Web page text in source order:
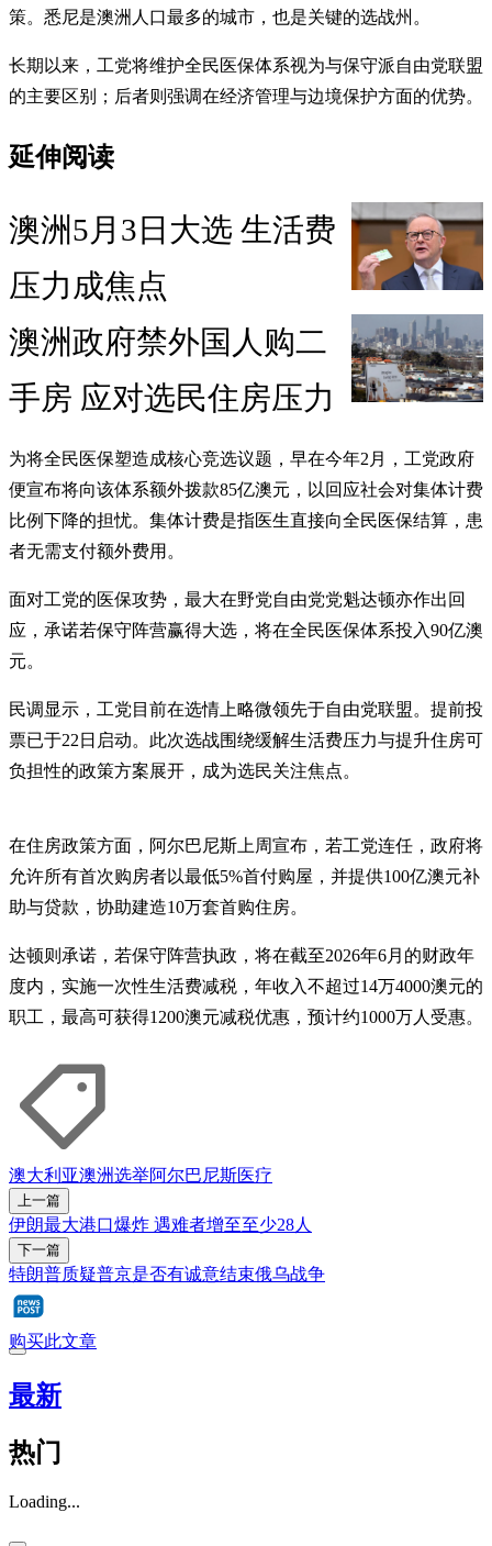
策。悉尼是澳洲人口最多的城市，也是关键的选战州。
长期以来，工党将维护全民医保体系视为与保守派自由党联盟
的主要区别；后者则强调在经济管理与边境保护方面的优势。
延伸阅读
澳洲5月3日大选 生活费
压力成焦点
澳洲政府禁外国人购二
手房 应对选民住房压力
为将全民医保塑造成核心竞选议题，早在今年2月，工党政府
便宣布将向该体系额外拨款85亿澳元，以回应社会对集体计费
比例下降的担忧。集体计费是指医生直接向全民医保结算，患
者无需支付额外费用。
面对工党的医保攻势，最大在野党自由党党魁达顿亦作出回
应，承诺若保守阵营赢得大选，将在全民医保体系投入90亿澳
元。
民调显示，工党目前在选情上略微领先于自由党联盟。提前投
票已于22日启动。此次选战围绕缓解生活费压力与提升住房可
负担性的政策方案展开，成为选民关注焦点。
在住房政策方面，阿尔巴尼斯上周宣布，若工党连任，政府将
允许所有首次购房者以最低5%首付购屋，并提供100亿澳元补
助与贷款，协助建造10万套首购住房。
达顿则承诺，若保守阵营执政，将在截至2026年6月的财政年
度内，实施一次性生活费减税，年收入不超过14万4000澳元的
职工，最高可获得1200澳元减税优惠，预计约1000万人受惠。
澳大利亚澳洲选举阿尔巴尼斯医疗
上一篇
伊朗最大港口爆炸 遇难者增至至少28人
下一篇
特朗普质疑普京是否有诚意结束俄乌战争
购买此文章
最新
热门
Loading...